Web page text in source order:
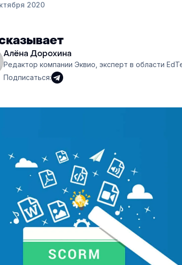
2020
Алёна Дорохина
Редактор компании Эквио, эксперт в области
Подписаться: